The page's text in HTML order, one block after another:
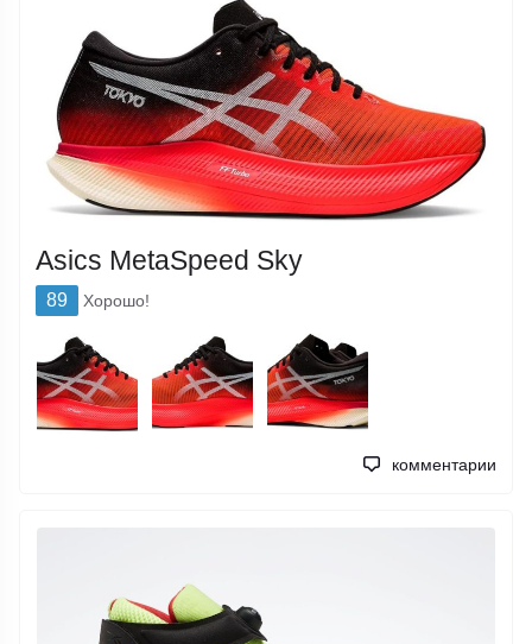
Asics MetaSpeed ​​Sky
89 Хорошо!
комментарии